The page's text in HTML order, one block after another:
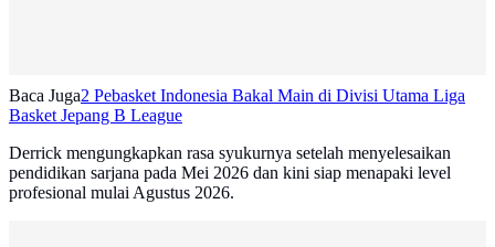
Baca Juga2 Pebasket Indonesia Bakal Main di Divisi Utama Liga
Basket Jepang B League
Derrick mengungkapkan rasa syukurnya setelah menyelesaikan
pendidikan sarjana pada Mei 2026 dan kini siap menapaki level
profesional mulai Agustus 2026.